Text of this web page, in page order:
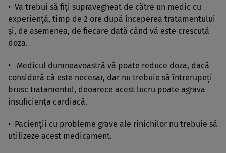
• Va trebui să fiţi supravegheat de către un medic cu
experienţă, timp de 2 ore după începerea tratamentului
şi, de asemenea, de fiecare dată când vă este crescută
doza.
• Medicul dumneavoastră vă poate reduce doza, dacă
consideră că este necesar, dar nu trebuie să întrerupeţi
brusc tratamentul, deoarece acest lucru poate agrava
insuficienţa cardiacă.
• Pacienţii cu probleme grave ale rinichilor nu trebuie să
utilizeze acest medicament.